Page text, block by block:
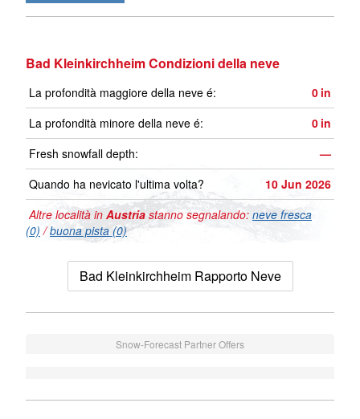
Bad Kleinkirchheim Condizioni della neve
La profondità maggiore della neve é: 0 in
La profondità minore della neve é:
0 in
Fresh snowfall depth:
—
Quando ha nevicato l'ultima volta?
10 Jun 2026
Altre località in Austria stanno segnalando: neve fresca
(0) /buona pista (0)
Bad Kleinkirchheim Rapporto Neve
Snow-Forecast Partner Offers